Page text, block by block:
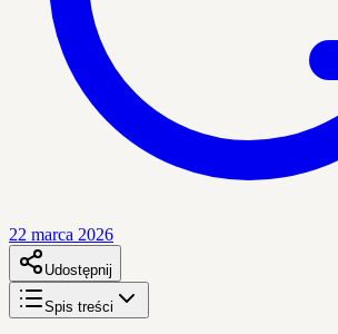
22 marca 2026
Udostępnij
Spis treści